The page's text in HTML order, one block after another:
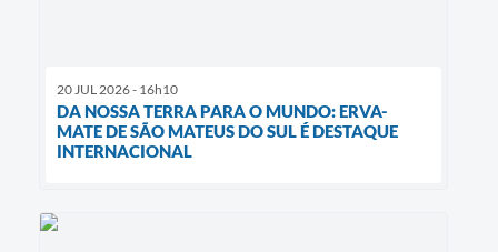
20 JUL 2026 - 16h10
DA NOSSA TERRA PARA O MUNDO: ERVA-
MATE DE SÃO MATEUS DO SUL É DESTAQUE
INTERNACIONAL